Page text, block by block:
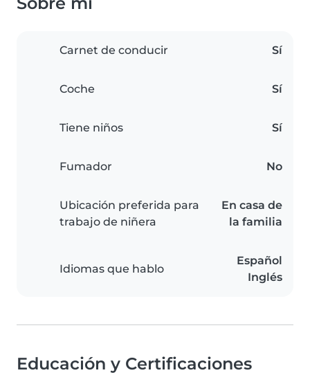
Carnet de conducir Sí
Coche Sí
Tiene niños Sí
Fumador No
Ubicación preferida para
trabajo de niñera
En casa de
la familia
Idiomas que hablo
Español
Inglés
Educación y Certificaciones